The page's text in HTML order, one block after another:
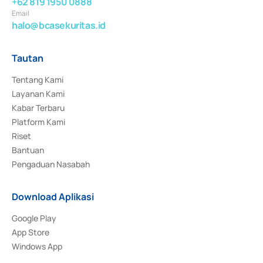
Email
halo@bcasekuritas.id
Tautan
Tentang Kami
Layanan Kami
Kabar Terbaru
Platform Kami
Riset
Bantuan
Pengaduan Nasabah
Download Aplikasi
Google Play
App Store
Windows App